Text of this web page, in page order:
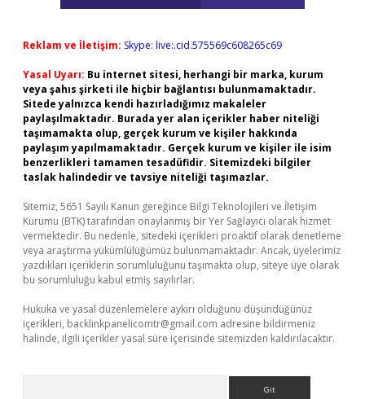
Reklam ve İletişim: Skype: live:.cid.575569c608265c69
Yasal Uyarı: Bu internet sitesi, herhangi bir marka, kurum
veya şahıs şirketi ile hiçbir bağlantısı bulunmamaktadır.
Sitede yalnızca kendi hazırladığımız makaleler
paylaşılmaktadır. Burada yer alan içerikler haber niteliği
taşımamakta olup, gerçek kurum ve kişiler hakkında
paylaşım yapılmamaktadır. Gerçek kurum ve kişiler ile isim
benzerlikleri tamamen tesadüfidir. Sitemizdeki bilgiler
taslak halindedir ve tavsiye niteliği taşımazlar.
Sitemiz, 5651 Sayılı Kanun gereğince Bilgi Teknolojileri ve İletişim
Kurumu (BTK) tarafından onaylanmış bir Yer Sağlayıcı olarak hizmet
vermektedir. Bu nedenle, sitedeki içerikleri proaktif olarak denetleme
veya araştırma yükümlülüğümüz bulunmamaktadır. Ancak, üyelerimiz
yazdıkları içeriklerin sorumluluğunu taşımakta olup, siteye üye olarak
bu sorumluluğu kabul etmiş sayılırlar.
Hukuka ve yasal düzenlemelere aykırı olduğunu düşündüğünüz
içerikleri, backlinkpanelicomtr@gmail.com adresine bildirmeniz
halinde, ilgili içerikler yasal süre içerisinde sitemizden kaldırılacaktır.